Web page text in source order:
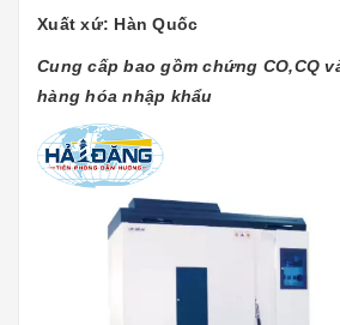
Xuất xứ: Hàn Quốc
Cung cấp bao gồm chứng CO,CQ
hàng hóa nhập khẩu